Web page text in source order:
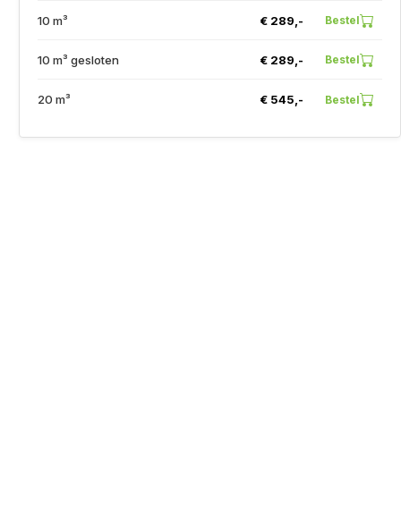
10 m³ € 289,- Bestel
10 m³ gesloten € 289,- Bestel
20 m³ € 545,- Bestel